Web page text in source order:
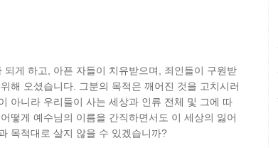
되게 하고, 아픈 자들이 치유받으며, 죄인들이 구원받
해 오셨습니다. 그분의 목적은 깨어진 것을 고치시러
아니라 우리들이 사는 세상과 인류 전체 및 그에 따
떻게 예수님의 이름을 간직하면서도 이 세상의 잃어
목적대로 살지 않을 수 있겠습니까?